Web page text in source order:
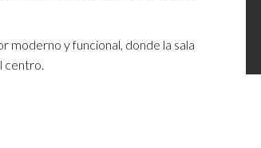
moderno y funcional, donde la sala
centro.